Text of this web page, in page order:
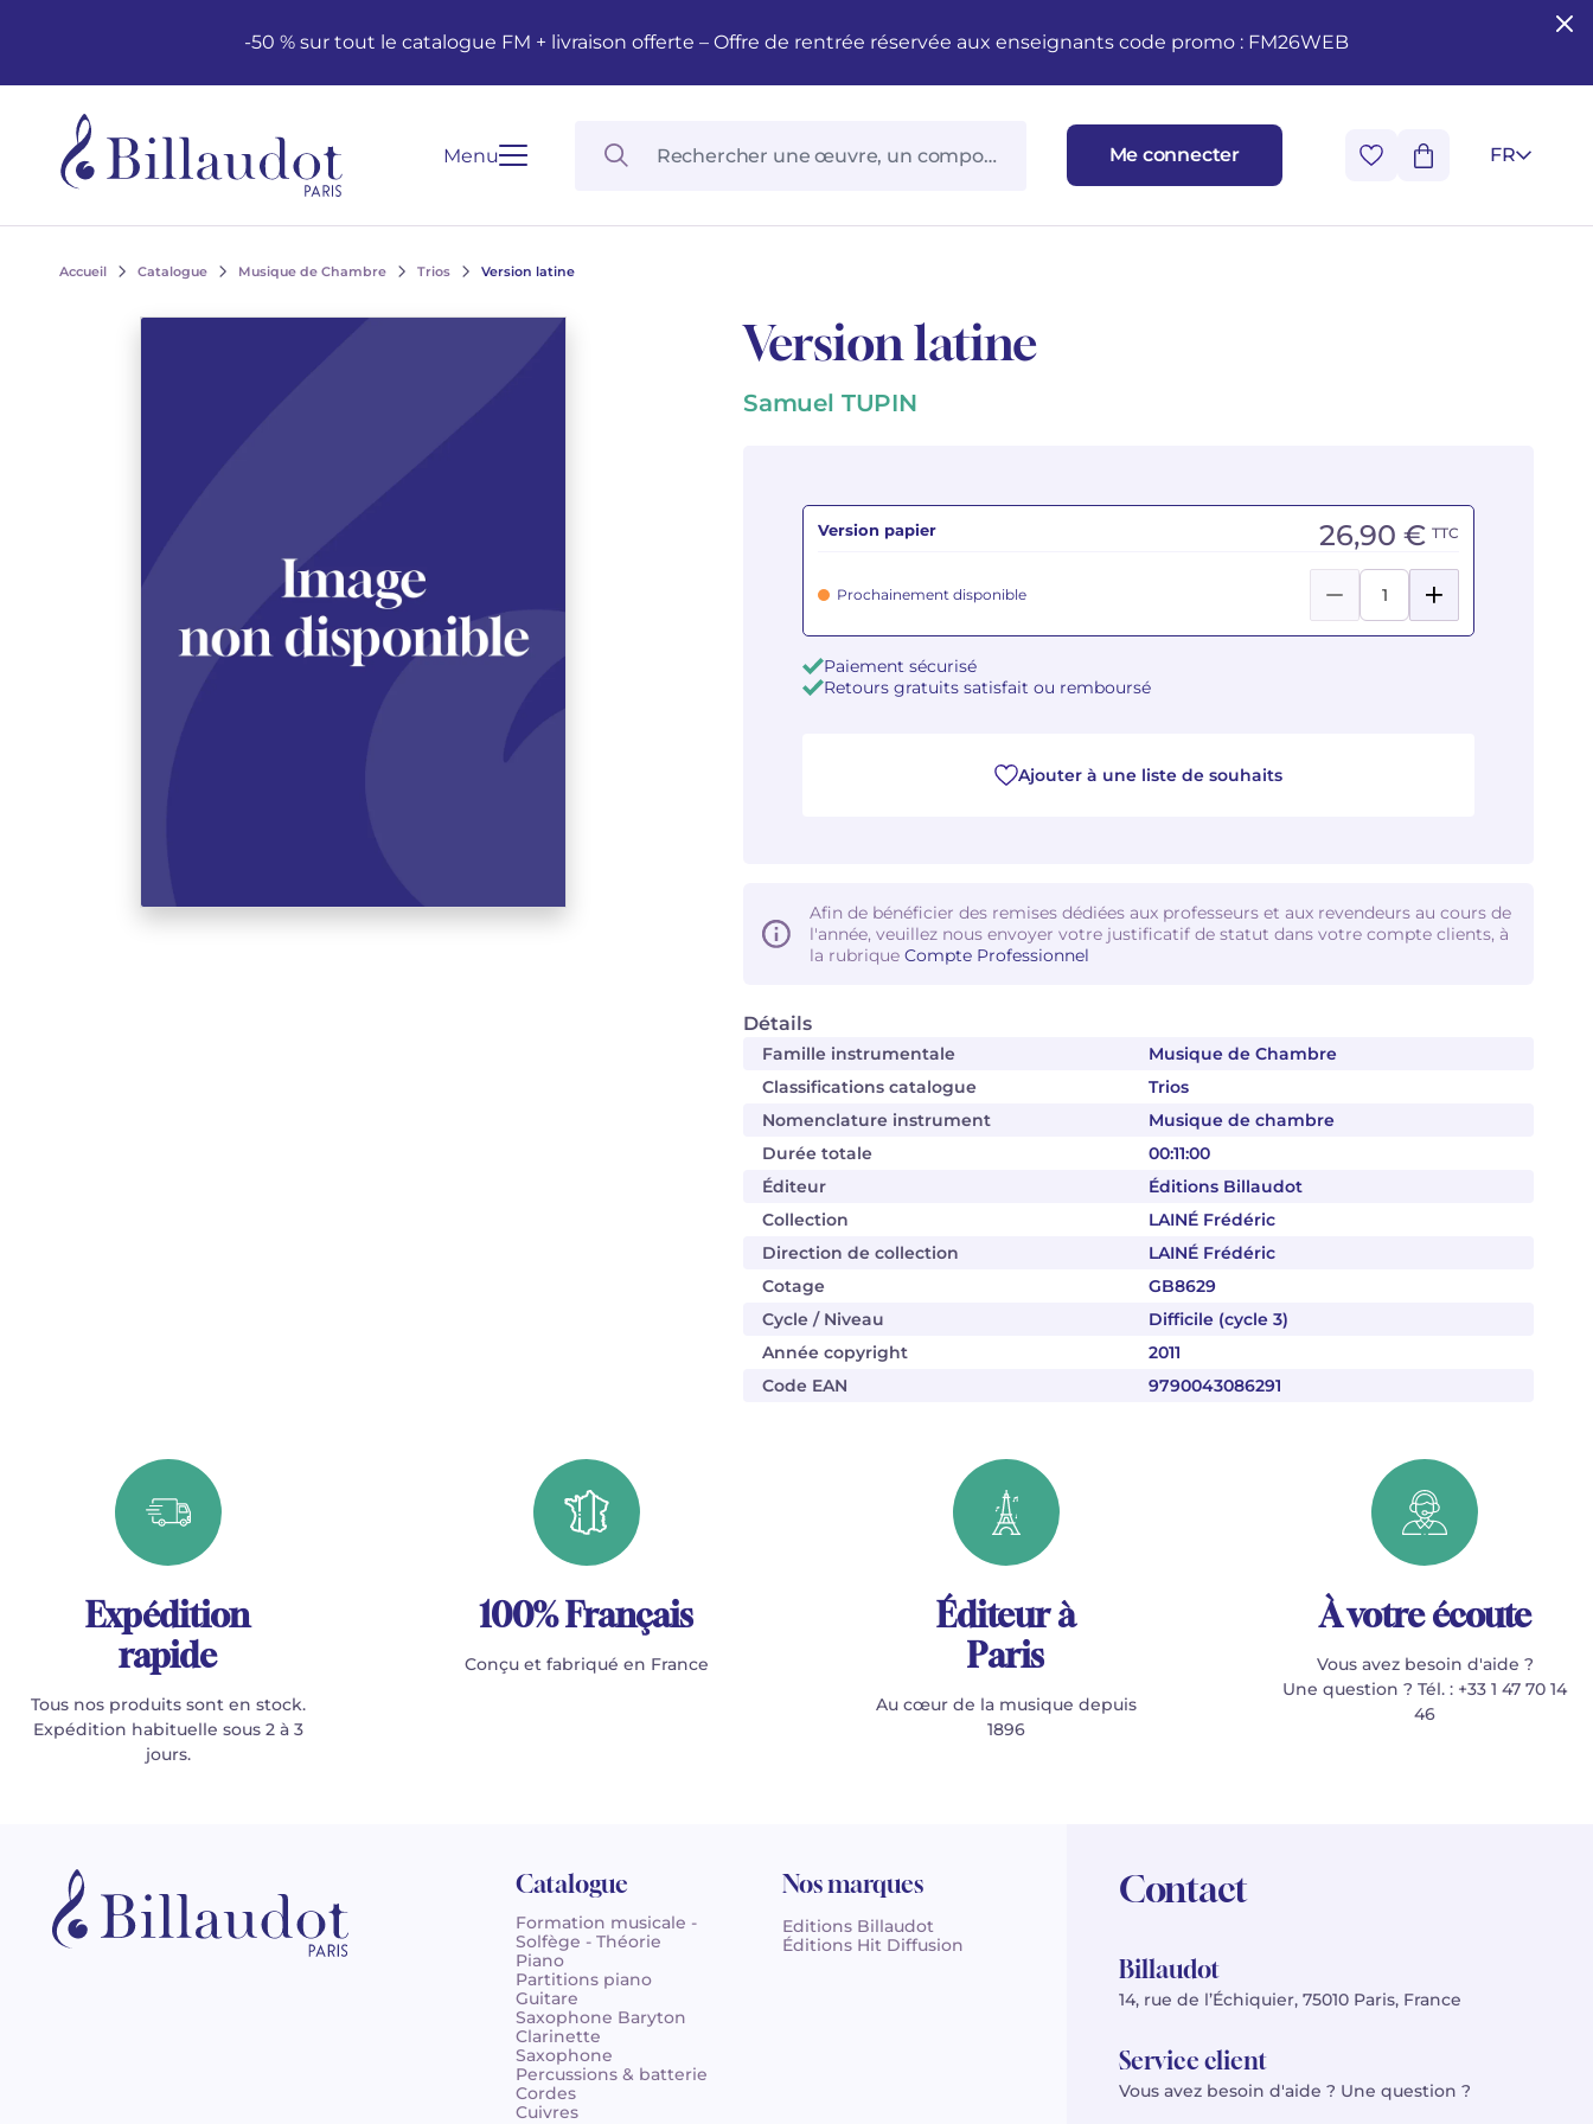
-50 % sur tout le catalogue FM + livraison offerte – Offre de rentrée réservée aux enseignants code promo : FM26WEB
Menu Me connecter FR
Accueil Catalogue Musique de Chambre Trios Version latine
Version latine
Samuel TUPIN
Détails
Famille instrumentale
Musique de Chambre
Classifications catalogue
Trios
Nomenclature instrument
Musique de chambre
Durée totale
00:11:00
Éditeur
Éditions Billaudot
Collection
LAINÉ Frédéric
Direction de collection
LAINÉ Frédéric
Cotage
GB8629
Cycle / Niveau
Difficile (cycle 3)
Année copyright
2011
Code EAN
9790043086291
Version papier 26,90 € TTC
Prochainement disponible
Paiement sécurisé
Retours gratuits satisfait ou remboursé
Ajouter à une liste de souhaits
Afin de bénéficier des remises dédiées aux professeurs et aux revendeurs au cours de
l'année, veuillez nous envoyer votre justificatif de statut dans votre compte clients, à
la rubrique Compte Professionnel
Expédition
rapide
Tous nos produits sont en stock.
Expédition habituelle sous 2 à 3
jours.
100% Français
Conçu et fabriqué en France
Éditeur à
Paris
Au cœur de la musique depuis
1896
À votre écoute
Vous avez besoin d'aide ?
Une question ? Tél. : +33 1 47 70 14
46
Catalogue
Formation musicale -
Solfège - Théorie
Piano
Partitions piano
Guitare
Saxophone Baryton
Clarinette
Saxophone
Percussions & batterie
Cordes
Cuivres
Nos marques
Editions Billaudot
Éditions Hit Diffusion
Contact
Billaudot
14, rue de l’Échiquier, 75010 Paris, France
Service client
Vous avez besoin d'aide ? Une question ?